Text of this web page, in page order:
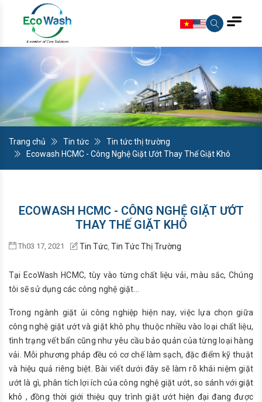
Trang chủ Tin tức
Tin tức thị trường
Ecowash HCMC - Công Nghệ Giặt Ướt Thay Thế Giặt Khô
ECOWASH HCMC - CÔNG NGHỆ GIẶT ƯỚT
THAY THẾ GIẶT KHÔ
Th03 17, 2021 Tin Tức Tin Tức Thị Trường
Tại EcoWash HCMC, tùy vào từng chất liệu vải, màu sắc, Chúng
tôi sẽ sử dụng các công nghệ giặt...
Trong ngành giặt ủi công nghiệp hiện nay, việc lựa chọn giữa
công nghệ giặt ướt và giặt khô phụ thuộc nhiều vào loại chất liệu,
tình trạng vết bẩn cũng như yêu cầu bảo quản của từng loại hàng
vải. Mỗi phương pháp đều có cơ chế làm sạch, đặc điểm kỹ thuật
và hiệu quả riêng biệt. Bài viết dưới đây sẽ làm rõ khái niệm giặt
ướt là gì, phân tích lợi ích của công nghệ giặt ướt, so sánh vớigiặt
khô , đồng thời giới thiệu quy trình giặt ướt hiện đại đang được